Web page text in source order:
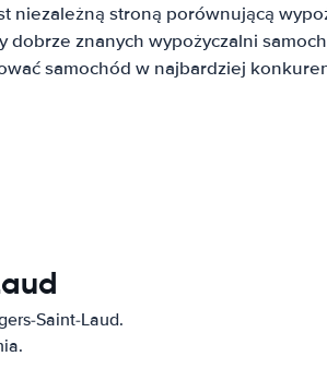
niezależną stroną porównującą
znanych wypożyczalni
samochód w najbardziej
Saint-Laud.